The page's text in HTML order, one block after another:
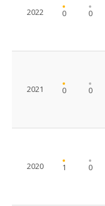
2022 0 0
2021 0 0
2020 1 0